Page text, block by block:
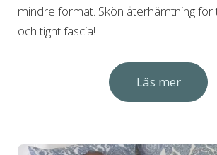
mindre format. Skön återhämtning
och tight fascia!
Läs mer